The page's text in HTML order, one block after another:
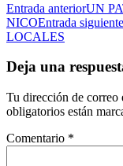
Entrada anteriorUN
NICOEntrada siguiente
LOCALES
Deja una
Tu dirección de correo
obligatorios están
Comentario *